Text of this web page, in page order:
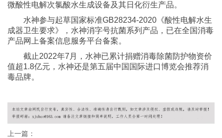
微酸性电解次氯酸水生成设备及其日化衍生产品。
水神参与起草国家标准GB28234-2020《酸性电解水生
成器卫生要求》，水神消字号抗菌系列产品，已在全国消毒
产品网上备案信息服务平台备案。
截止2022年7月，水神已累计捐赠消毒除菌防护物资价
值超1.8亿元，水神还是第五届中国国际进口博览会推荐消
毒品牌。
上一篇：